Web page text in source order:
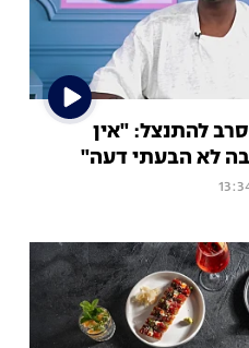
להתנצל: "אין
לא הבעתי דעה"